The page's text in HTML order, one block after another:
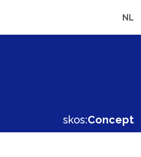
NL
skos:Concept